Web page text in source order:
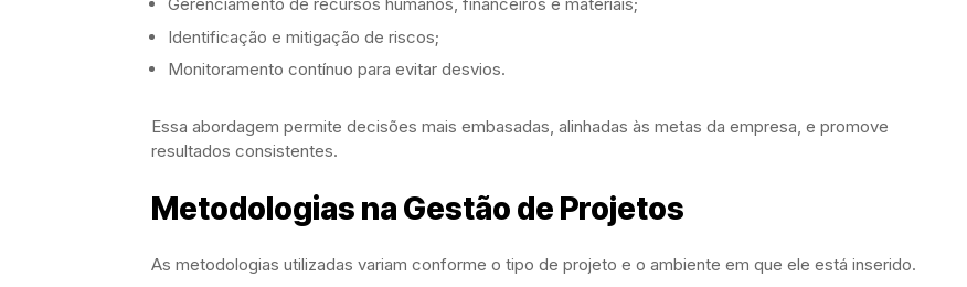
Identificação e mitigação de riscos;
Monitoramento contínuo para evitar desvios.
Essa abordagem permite decisões mais embasadas, alinhadas às metas da empresa, e promove
resultados consistentes.
Metodologias na Gestão de Projetos
As metodologias utilizadas variam conforme o tipo de projeto e o ambiente em que ele está inserido.